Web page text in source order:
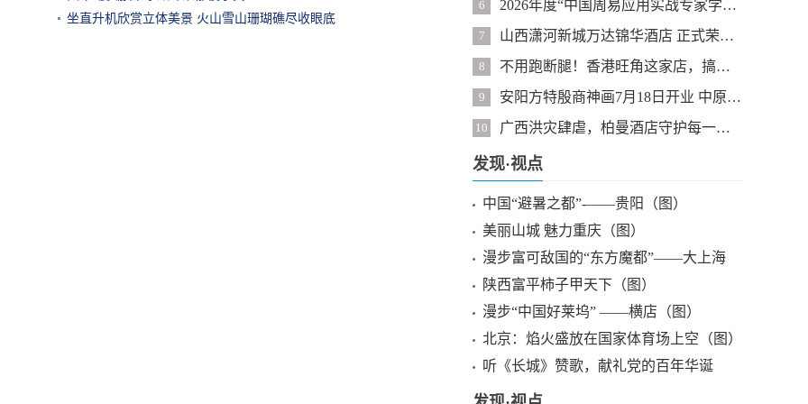
坐直升机欣赏立体美景 火山雪山珊瑚礁尽收眼底
6 2026年度“中国周易应用实战专家学者”隆重揭晓
7 山西潇河新城万达锦华酒店 正式荣膺五星级旅游饭店
8 不用跑断腿！香港旺角这家店，搞定Mammut软壳和Osprey登山包
9 安阳方特殷商神画7月18日开业 中原文旅新地标即将启幕
10 广西洪灾肆虐，柏曼酒店守护每一位需要帮助的群众
发现·视点
中国“避暑之都”-——贵阳（图）
美丽山城 魅力重庆（图）
漫步富可敌国的“东方魔都”——大上海
（图）
陕西富平柿子甲天下（图）
漫步“中国好莱坞” ——横店（图）
北京：焰火盛放在国家体育场上空（图）
听《长城》赞歌，献礼党的百年华诞